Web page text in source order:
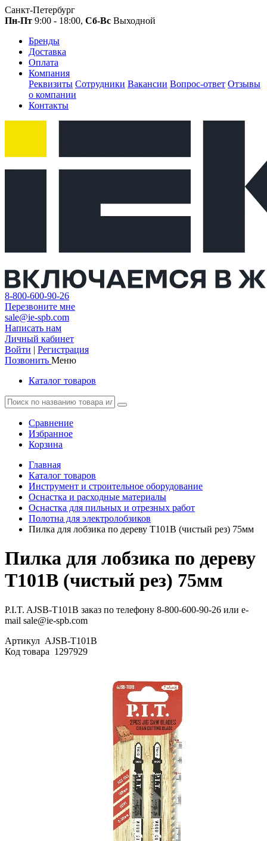
Санкт-Петербург
Пн-Пт 9:00 - 18:00, Сб-Вс Выходной
Бренды
Доставка
Оплата
Компания
Реквизиты Сотрудники Вакансии Вопрос-ответ Отзывы
о компании
Контакты
8-800-600-90-26
Перезвоните мне
sale@ie-spb.com
Написать нам
Личный кабинет
Войти | Регистрация
Позвонить Меню
Каталог товаров
Сравнение
Избранное
Корзина
Главная
Каталог товаров
Инструмент и строительное оборудование
Оснастка и расходные материалы
Оснастка для пильных и отрезных работ
Полотна для электролобзиков
Пилка для лобзика по дереву T101B (чистый рез) 75мм
Пилка для лобзика по дереву
T101B (чистый рез) 75мм
P.I.T. AJSB-T101B заказ по телефону 8-800-600-90-26 или e-
mail sale@ie-spb.com
Артикул AJSB-T101B
Код товара 1297929